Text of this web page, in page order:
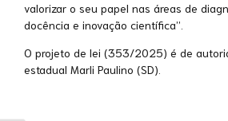
valorizar o seu papel nas áreas de
docência e inovação científica”.
O projeto de lei (353/2025) é de
estadual Marli Paulino (SD).